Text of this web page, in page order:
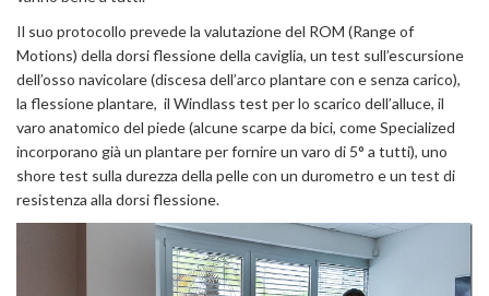
Il suo protocollo prevede la valutazione del ROM (Range of
Motions) della dorsi flessione della caviglia, un test sull’escursione
dell’osso navicolare (discesa dell’arco plantare con e senza carico),
la flessione plantare, il Windlass test per lo scarico dell’alluce, il
varo anatomico del piede (alcune scarpe da bici, come Specialized
incorporano già un plantare per fornire un varo di 5° a tutti), uno
shore test sulla durezza della pelle con un durometro e un test di
resistenza alla dorsi flessione.